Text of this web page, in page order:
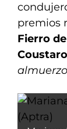
premios
Fierro